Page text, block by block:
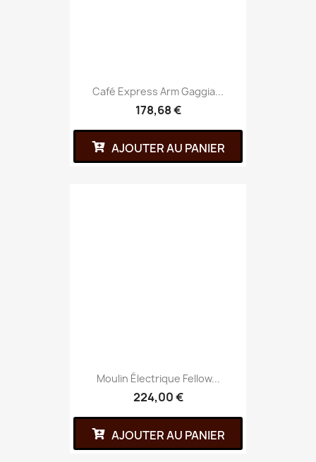
Café Express Arm Gaggia...
178,68 €
AJOUTER AU PANIER
Moulin Électrique Fellow...
224,00 €
AJOUTER AU PANIER